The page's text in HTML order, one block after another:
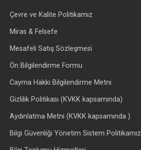
Çevre ve Kalite Politikamız
Miras & Felsefe
Mesafeli Satış Sözleşmesi
Ön Bilgilendirme Formu
Cayma Hakkı Bilgilendirme Metni
Gizlilik Politikası (KVKK kapsamında)
Aydınlatma Metni (KVKK kapsamında )
Bilgi Güvenliği Yönetim Sistem Politikamız